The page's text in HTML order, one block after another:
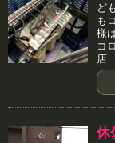
ど
も
様
コ
店...
休